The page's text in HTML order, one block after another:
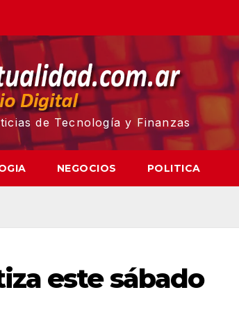
de Tecnología y Finanzas
NEGOCIOS POLITICA
este sábado